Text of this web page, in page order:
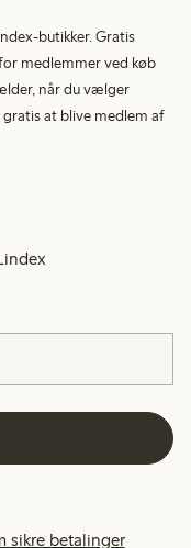
butikker. Gratis
medlemmer ved køb
når du vælger
at blive medlem af
sikre betalinger